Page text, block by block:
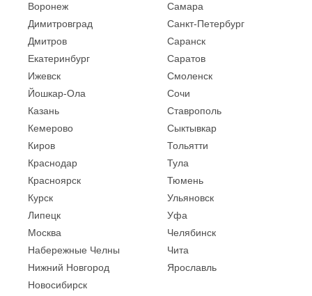
Воронеж
Димитровград
Дмитров
Екатеринбург
Ижевск
Йошкар-Ола
Казань
Кемерово
Киров
Краснодар
Красноярск
Курск
Липецк
Москва
Набережные Челны
Нижний Новгород
Новосибирск
Самара
Санкт-Петербург
Саранск
Саратов
Смоленск
Сочи
Ставрополь
Сыктывкар
Тольятти
Тула
Тюмень
Ульяновск
Уфа
Челябинск
Чита
Ярославль